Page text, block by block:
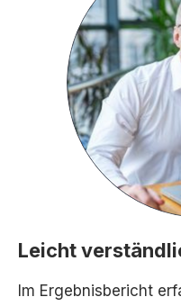
Leicht
Im Ergebnisbericht